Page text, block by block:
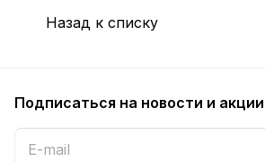
Назад к списку
Подписаться на новости и акции